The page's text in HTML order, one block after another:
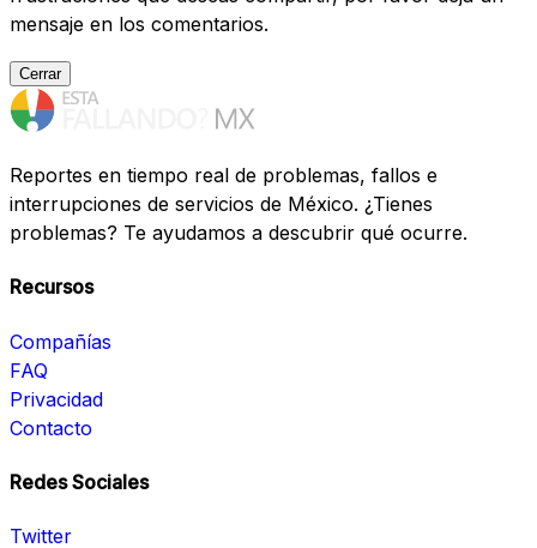
mensaje en los comentarios.
Cerrar
Reportes en tiempo real de problemas, fallos e
interrupciones de servicios de México. ¿Tienes
problemas? Te ayudamos a descubrir qué ocurre.
Recursos
Compañías
FAQ
Privacidad
Contacto
Redes Sociales
Twitter